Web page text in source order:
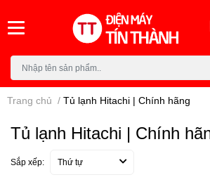
Trang chủ / Tủ lạnh Hitachi | Chính hãng
Tủ lạnh Hitachi | Chính
Sắp xếp: Thứ tự